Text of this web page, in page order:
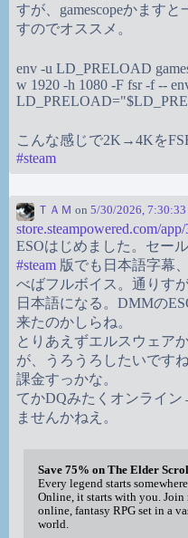
すが、gamescopeかます
すのでオススメ。
env -u LD_PRELOAD
w 1920 -h 1080 -F fsr -f --
こんな感じで2K→4Kを
#steam
ＴＡＭ on 5/30/2026, 7:30:33
store.steampowered.com/
ESOはじめました。セー
#steam 版でも日本語字幕
べばフルボイス。通りす
日本語になる。DMMの
来たのかしらね。
とりあえずエルスウェア
が、うろうろしたいです
課金すっかな。
てかDQみたくオンライ
ませんかねえ。
Save 75% on The Elder
Every legend starts
Online, it starts with you.
online, fantasy RPG set in a
world.